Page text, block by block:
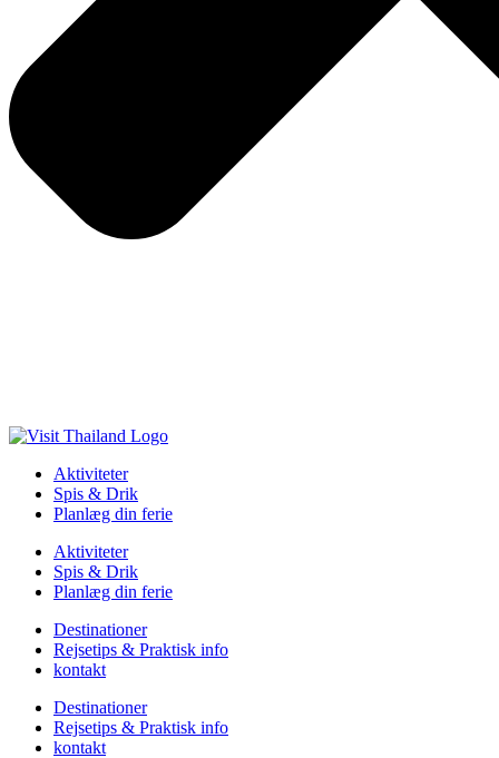
Aktiviteter
Spis & Drik
Planlæg din ferie
Aktiviteter
Spis & Drik
Planlæg din ferie
Destinationer
Rejsetips & Praktisk info
kontakt
Destinationer
Rejsetips & Praktisk info
kontakt